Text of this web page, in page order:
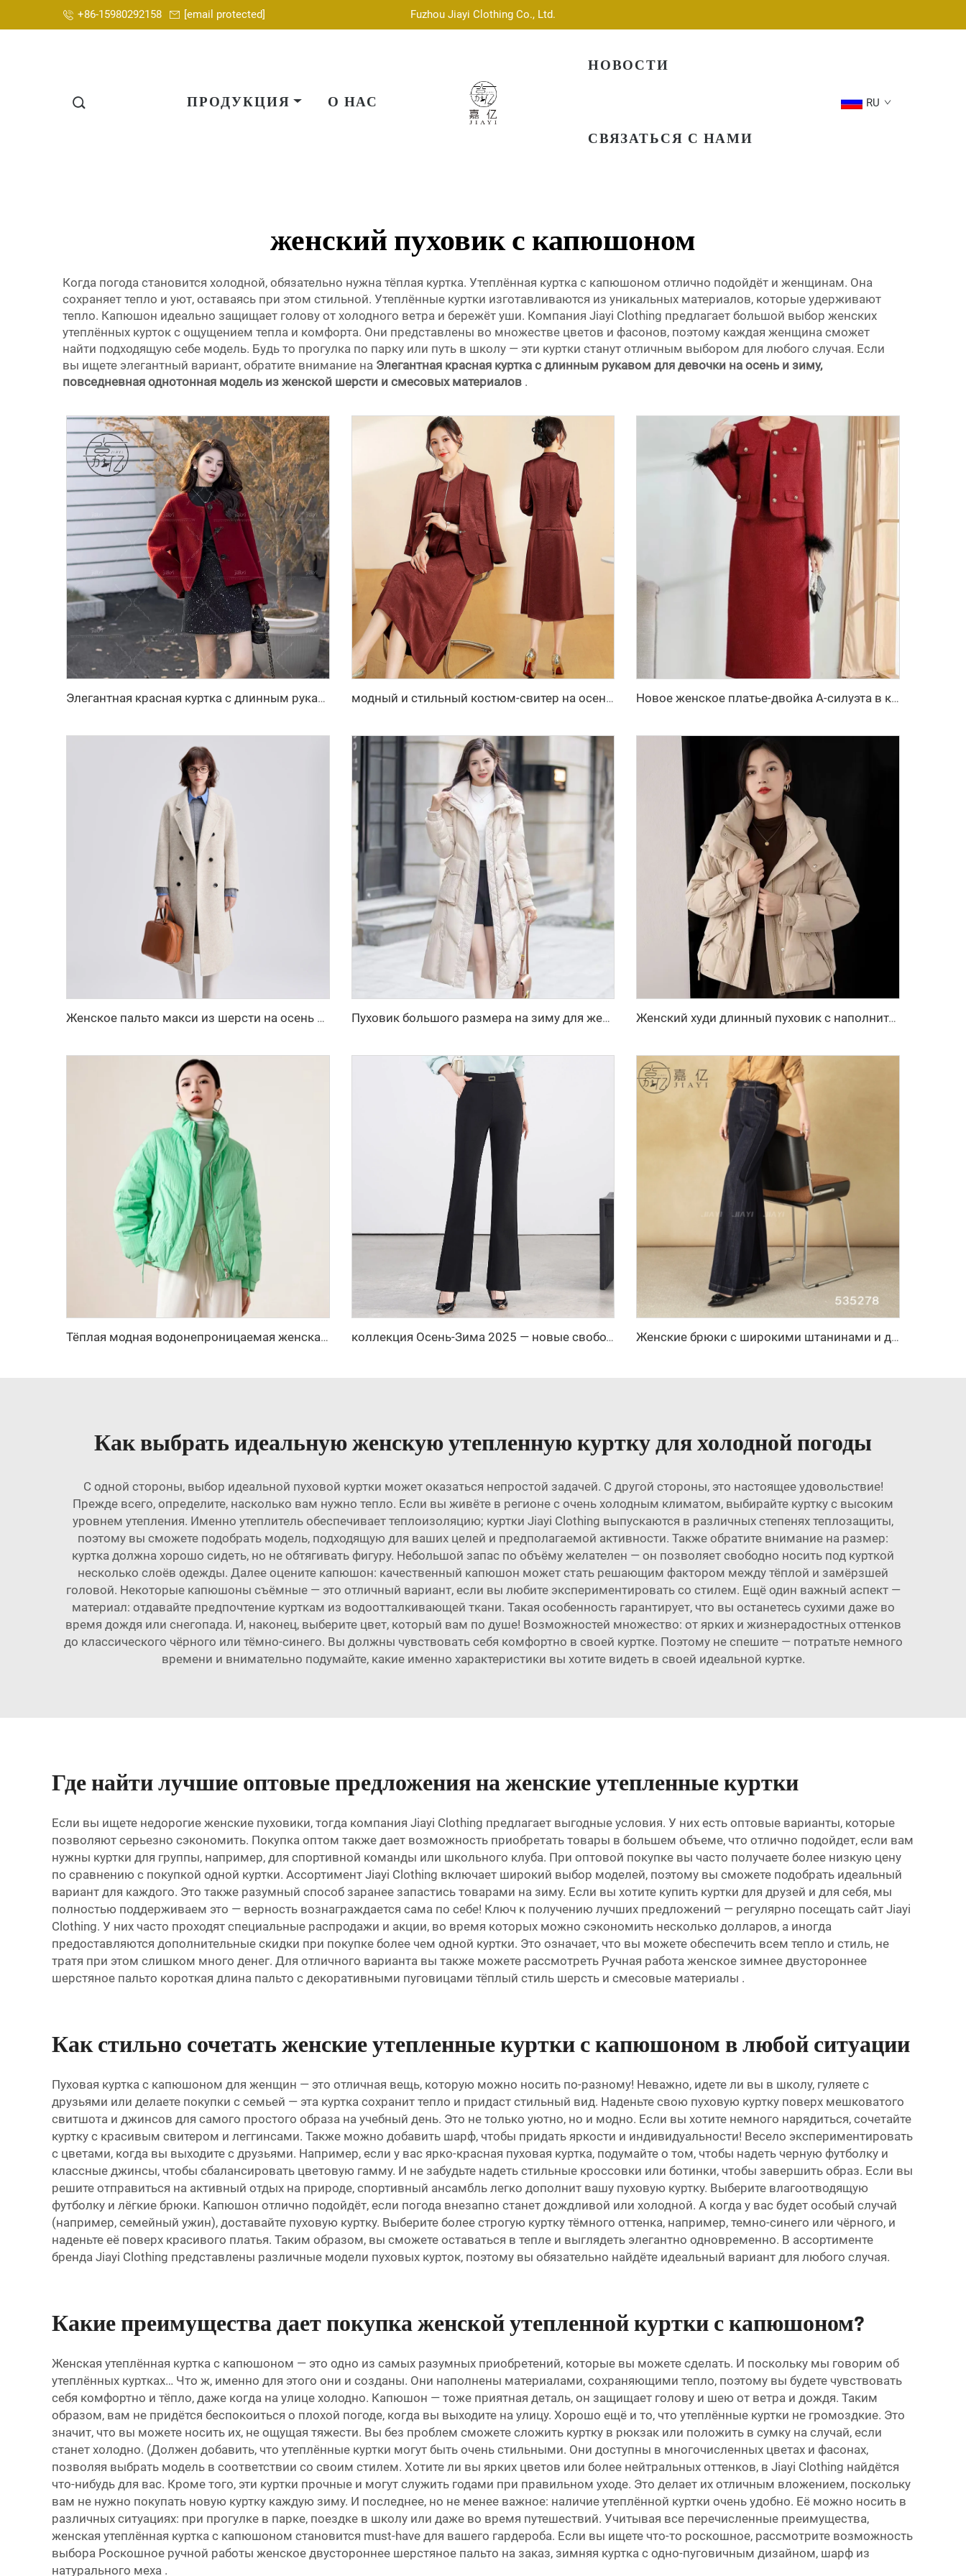
+86-15980292158 [email protected] Fuzhou Jiayi Clothing Co., Ltd.
ПРОДУКЦИЯ О НАС
НОВОСТИ
СВЯЗАТЬСЯ С НАМИ
RU
женский пуховик с капюшоном
Когда погода становится холодной, обязательно нужна тёплая куртка. Утеплённая куртка с капюшоном отлично подойдёт и женщинам. Она
сохраняет тепло и уют, оставаясь при этом стильной. Утеплённые куртки изготавливаются из уникальных материалов, которые удерживают
тепло. Капюшон идеально защищает голову от холодного ветра и бережёт уши. Компания Jiayi Clothing предлагает большой выбор женских
утеплённых курток с ощущением тепла и комфорта. Они представлены во множестве цветов и фасонов, поэтому каждая женщина сможет
найти подходящую себе модель. Будь то прогулка по парку или путь в школу — эти куртки станут отличным выбором для любого случая. Если
вы ищете элегантный вариант, обратите внимание на Элегантная красная куртка с длинным рукавом для девочки на осень и зиму,
повседневная однотонная модель из женской шерсти и смесовых материалов .
Элегантная красная куртка с длинным рукавом для девочки на осень и зиму, повседневная однотонная модель из женской шерсти и смесовых материалов модный и стильный костюм-свитер на осень 2025, жакет, юбка с V-образным вырезом, двухкомпонентный костюм Новое женское платье-двойка А-силуэта в клетку на осень и зиму, женское платье маленького размера в стиле «Сяо Сян Фэн» с естественной линией талии для взрослых
Женское пальто макси из шерсти на осень и зиму с поясом, отложным воротником, однотонное, свободного кроя, кардиган, элегантное длинное пальто Пуховик большого размера на зиму для женщин, пальто-бомбер с пуфами, стёганое пальто с перьями, дизайнерский пуховик, парки Женский худи длинный пуховик с наполнителем из белого утиного пуха 90%
Тёплая модная водонепроницаемая женская пуховая куртка, наклонный карман, простой стоячий воротник, без капюшона, длинная пуховая куртка для женщин коллекция Осень-Зима 2025 — новые свободные прямые повседневные брюки с высокой талией, размер — облегающий крой с однотонным рисунком Женские брюки с широкими штанинами и длинными рукавами, застежка на молнии, осенний уличный стиль, анти-складки, повседневные джинсы
Как выбрать идеальную женскую утепленную куртку для холодной погоды
С одной стороны, выбор идеальной пуховой куртки может оказаться непростой задачей. С другой стороны, это настоящее удовольствие!
Прежде всего, определите, насколько вам нужно тепло. Если вы живёте в регионе с очень холодным климатом, выбирайте куртку с высоким
уровнем утепления. Именно утеплитель обеспечивает теплоизоляцию; куртки Jiayi Clothing выпускаются в различных степенях теплозащиты,
поэтому вы сможете подобрать модель, подходящую для ваших целей и предполагаемой активности. Также обратите внимание на размер:
куртка должна хорошо сидеть, но не обтягивать фигуру. Небольшой запас по объёму желателен — он позволяет свободно носить под курткой
несколько слоёв одежды. Далее оцените капюшон: качественный капюшон может стать решающим фактором между тёплой и замёрзшей
головой. Некоторые капюшоны съёмные — это отличный вариант, если вы любите экспериментировать со стилем. Ещё один важный аспект —
материал: отдавайте предпочтение курткам из водоотталкивающей ткани. Такая особенность гарантирует, что вы останетесь сухими даже во
время дождя или снегопада. И, наконец, выберите цвет, который вам по душе! Возможностей множество: от ярких и жизнерадостных оттенков
до классического чёрного или тёмно-синего. Вы должны чувствовать себя комфортно в своей куртке. Поэтому не спешите — потратьте немного
времени и внимательно подумайте, какие именно характеристики вы хотите видеть в своей идеальной куртке.
Где найти лучшие оптовые предложения на женские утепленные куртки
Если вы ищете недорогие женские пуховики, тогда компания Jiayi Clothing предлагает выгодные условия. У них есть оптовые варианты, которые
позволяют серьезно сэкономить. Покупка оптом также дает возможность приобретать товары в большем объеме, что отлично подойдет, если вам
нужны куртки для группы, например, для спортивной команды или школьного клуба. При оптовой покупке вы часто получаете более низкую цену
по сравнению с покупкой одной куртки. Ассортимент Jiayi Clothing включает широкий выбор моделей, поэтому вы сможете подобрать идеальный
вариант для каждого. Это также разумный способ заранее запастись товарами на зиму. Если вы хотите купить куртки для друзей и для себя, мы
полностью поддерживаем это — верность вознаграждается сама по себе! Ключ к получению лучших предложений — регулярно посещать сайт Jiayi
Clothing. У них часто проходят специальные распродажи и акции, во время которых можно сэкономить несколько долларов, а иногда
предоставляются дополнительные скидки при покупке более чем одной куртки. Это означает, что вы можете обеспечить всем тепло и стиль, не
тратя при этом слишком много денег. Для отличного варианта вы также можете рассмотреть Ручная работа женское зимнее двустороннее
шерстяное пальто короткая длина пальто с декоративными пуговицами тёплый стиль шерсть и смесовые материалы .
Как стильно сочетать женские утепленные куртки с капюшоном в любой ситуации
Пуховая куртка с капюшоном для женщин — это отличная вещь, которую можно носить по-разному! Неважно, идете ли вы в школу, гуляете с
друзьями или делаете покупки с семьей — эта куртка сохранит тепло и придаст стильный вид. Наденьте свою пуховую куртку поверх мешковатого
свитшота и джинсов для самого простого образа на учебный день. Это не только уютно, но и модно. Если вы хотите немного нарядиться, сочетайте
куртку с красивым свитером и леггинсами. Также можно добавить шарф, чтобы придать яркости и индивидуальности! Весело экспериментировать
с цветами, когда вы выходите с друзьями. Например, если у вас ярко-красная пуховая куртка, подумайте о том, чтобы надеть черную футболку и
классные джинсы, чтобы сбалансировать цветовую гамму. И не забудьте надеть стильные кроссовки или ботинки, чтобы завершить образ. Если вы
решите отправиться на активный отдых на природе, спортивный ансамбль легко дополнит вашу пуховую куртку. Выберите влагоотводящую
футболку и лёгкие брюки. Капюшон отлично подойдёт, если погода внезапно станет дождливой или холодной. А когда у вас будет особый случай
(например, семейный ужин), доставайте пуховую куртку. Выберите более строгую куртку тёмного оттенка, например, темно-синего или чёрного, и
наденьте её поверх красивого платья. Таким образом, вы сможете оставаться в тепле и выглядеть элегантно одновременно. В ассортименте
бренда Jiayi Clothing представлены различные модели пуховых курток, поэтому вы обязательно найдёте идеальный вариант для любого случая.
Какие преимущества дает покупка женской утепленной куртки с капюшоном?
Женская утеплённая куртка с капюшоном — это одно из самых разумных приобретений, которые вы можете сделать. И поскольку мы говорим об
утеплённых куртках… Что ж, именно для этого они и созданы. Они наполнены материалами, сохраняющими тепло, поэтому вы будете чувствовать
себя комфортно и тёпло, даже когда на улице холодно. Капюшон — тоже приятная деталь, он защищает голову и шею от ветра и дождя. Таким
образом, вам не придётся беспокоиться о плохой погоде, когда вы выходите на улицу. Хорошо ещё и то, что утеплённые куртки не громоздкие. Это
значит, что вы можете носить их, не ощущая тяжести. Вы без проблем сможете сложить куртку в рюкзак или положить в сумку на случай, если
станет холодно. (Должен добавить, что утеплённые куртки могут быть очень стильными. Они доступны в многочисленных цветах и фасонах,
позволяя выбрать модель в соответствии со своим стилем. Хотите ли вы ярких цветов или более нейтральных оттенков, в Jiayi Clothing найдётся
что-нибудь для вас. Кроме того, эти куртки прочные и могут служить годами при правильном уходе. Это делает их отличным вложением, поскольку
вам не нужно покупать новую куртку каждую зиму. И последнее, но не менее важное: наличие утеплённой куртки очень удобно. Её можно носить в
различных ситуациях: при прогулке в парке, поездке в школу или даже во время путешествий. Учитывая все перечисленные преимущества,
женская утеплённая куртка с капюшоном становится must-have для вашего гардероба. Если вы ищете что-то роскошное, рассмотрите возможность
выбора Роскошное ручной работы женское двустороннее шерстяное пальто на заказ, зимняя куртка с одно-пуговичным дизайном, шарф из
натурального меха .